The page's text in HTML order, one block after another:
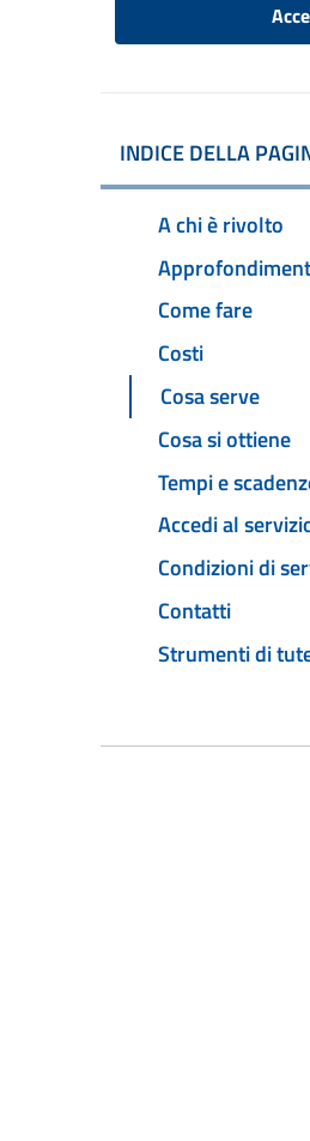
INDICE DELLA
A chi è rivolto
Come fare
Costi
Cosa serve
Cosa si ottiene
Tempi e
Accedi al
Condizioni di
Contatti
Strumenti di